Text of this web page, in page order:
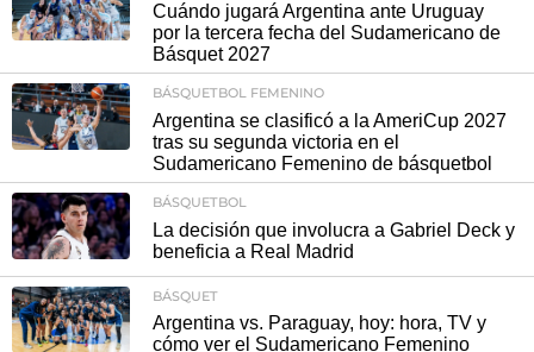
Cuándo jugará Argentina ante Uruguay
por la tercera fecha del Sudamericano de
Básquet 2027
BÁSQUETBOL FEMENINO
Argentina se clasificó a la AmeriCup 2027
tras su segunda victoria en el
Sudamericano Femenino de básquetbol
BÁSQUETBOL
La decisión que involucra a Gabriel Deck y
beneficia a Real Madrid
BÁSQUET
Argentina vs. Paraguay, hoy: hora, TV y
cómo ver el Sudamericano Femenino